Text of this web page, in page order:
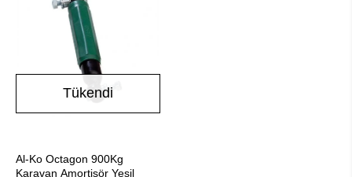
Tükendi
Al-Ko Octagon 900Kg
Karavan Amortisör Yeşil